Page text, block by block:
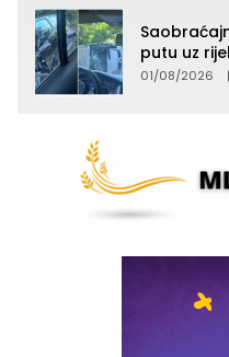
putu uz
lica
01/08/2026